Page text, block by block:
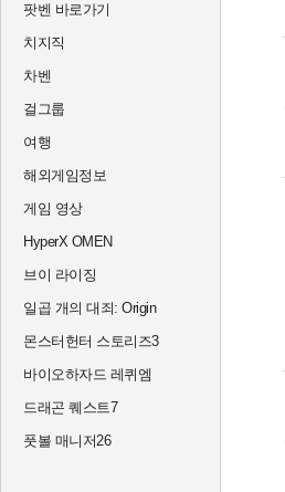
팟벤 바로가기
치지직
차벤
걸그룹
여행
해외게임정보
게임 영상
HyperX OMEN
브이 라이징
일곱 개의 대죄: Origin
몬스터헌터 스토리즈3
바이오하자드 레퀴엠
드래곤 퀘스트7
풋볼 매니저26